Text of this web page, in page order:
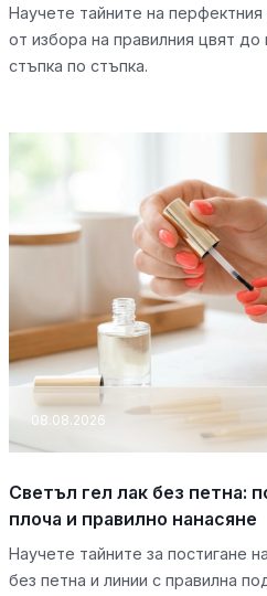
Научете тайните на
от избора на правилния цвят до
стъпка по стъпка.
08.08.2026
Светъл гел лак без петна:
плоча и правилно нанасяне
Научете тайните за постигане
без петна и линии с правилна